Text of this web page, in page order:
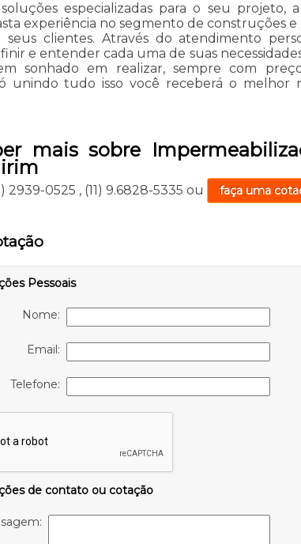
especializadas para o seu projeto,
experiência no segmento de construções
clientes. Através do atendimento
e entender cada uma de suas
sonhado em realizar, sempre com
unindo tudo isso você receberá o melhor
mais sobre
2939-0525 , (11) 9.6828-5335 ou faça uma
Pessoais
Nome:
Email:
Telefone:
de contato ou cotação